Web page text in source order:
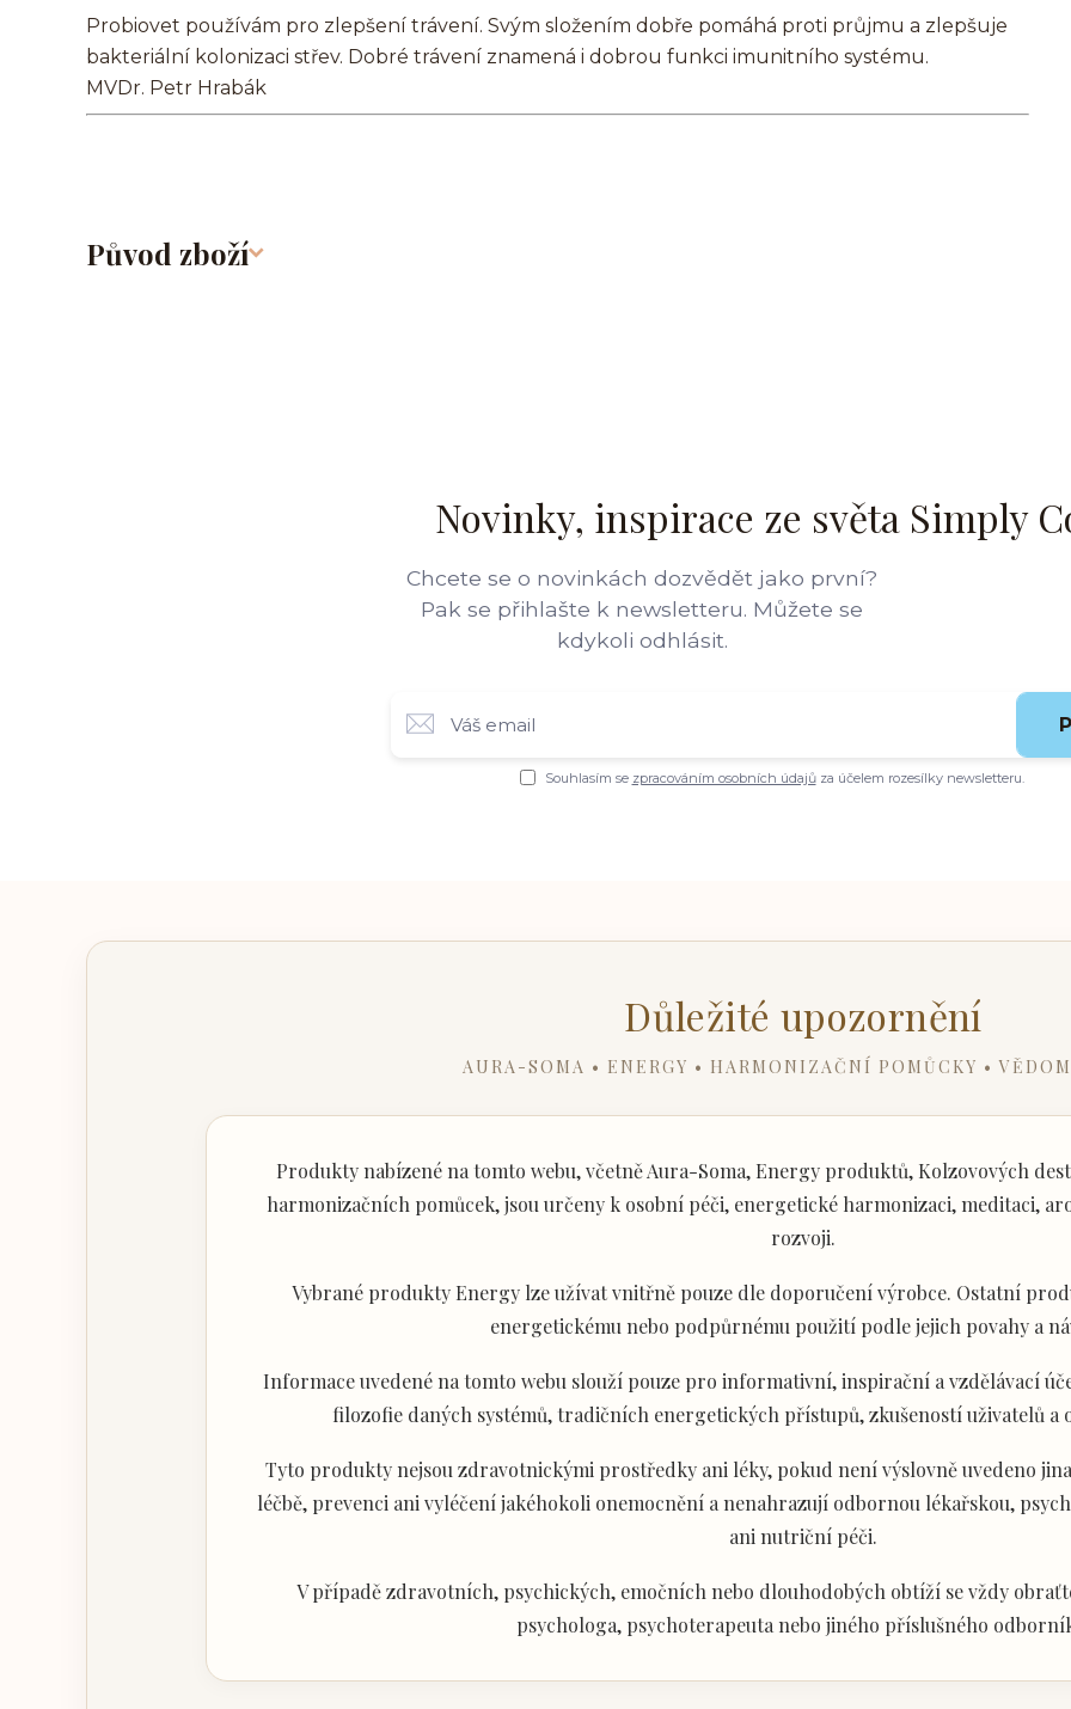
Probiovet používám pro zlepšení trávení. Svým složením dobře pomáhá proti průjmu a zlepšuje
bakteriální kolonizaci střev. Dobré trávení znamená i dobrou funkci imunitního systému.
MVDr. Petr Hrabák
Původ zboží
Novinky, inspirace ze světa Simply
Chcete se o novinkách dozvědět jako první?
Pak se přihlašte k newsletteru. Můžete se
kdykoli odhlásit.
Souhlasím se zpracováním osobních údajůza účelem rozesílky newsletteru.
Důležité upozornění
AURA-SOMA • ENERGY • HARMONIZAČNÍ POMŮCKY •
Produkty nabízené na tomto webu, včetně Aura-Soma, Energy produktů, Kolzovových
harmonizačních pomůcek, jsou určeny k osobní péči, energetické harmonizaci, meditaci,
rozvoji.
Vybrané produkty Energy lze užívat vnitřně pouze dle doporučení výrobce. Ostatní
energetickému nebo podpůrnému použití podle jejich povahy a
Informace uvedené na tomto webu slouží pouze pro informativní, inspirační a vzdělávací
filozofie daných systémů, tradičních energetických přístupů, zkušeností uživatelů a
Tyto produkty nejsou zdravotnickými prostředky ani léky, pokud není výslovně uvedeno
léčbě, prevenci ani vyléčení jakéhokoli onemocnění a nenahrazují odbornou lékařskou,
ani nutriční péči.
V případě zdravotních, psychických, emočních nebo dlouhodobých obtíží se vždy
psychologa, psychoterapeuta nebo jiného příslušného